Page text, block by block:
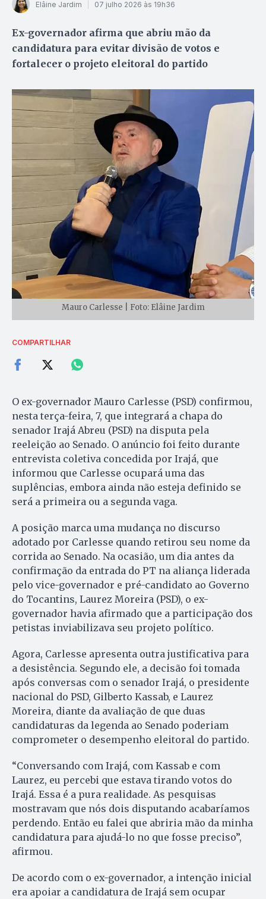
Elâine Jardim 07 julho 2026 às 19h36
Ex-governador afirma que abriu mão da
candidatura para evitar divisão de votos e
fortalecer o projeto eleitoral do partido
Mauro Carlesse | Foto: Elâine Jardim
COMPARTILHAR
O ex-governador Mauro Carlesse (PSD) confirmou,
nesta terça-feira, 7, que integrará a chapa do
senador Irajá Abreu (PSD) na disputa pela
reeleição ao Senado. O anúncio foi feito durante
entrevista coletiva concedida por Irajá, que
informou que Carlesse ocupará uma das
suplências, embora ainda não esteja definido se
será a primeira ou a segunda vaga.
A posição marca uma mudança no discurso
adotado por Carlesse quando retirou seu nome da
corrida ao Senado. Na ocasião, um dia antes da
confirmação da entrada do PT na aliança liderada
pelo vice-governador e pré-candidato ao Governo
do Tocantins, Laurez Moreira (PSD), o ex-
governador havia afirmado que a participação dos
petistas inviabilizava seu projeto político.
Agora, Carlesse apresenta outra justificativa para
a desistência. Segundo ele, a decisão foi tomada
após conversas com o senador Irajá, o presidente
nacional do PSD, Gilberto Kassab, e Laurez
Moreira, diante da avaliação de que duas
candidaturas da legenda ao Senado poderiam
comprometer o desempenho eleitoral do partido.
“Conversando com Irajá, com Kassab e com
Laurez, eu percebi que estava tirando votos do
Irajá. Essa é a pura realidade. As pesquisas
mostravam que nós dois disputando acabaríamos
perdendo. Então eu falei que abriria mão da minha
candidatura para ajudá-lo no que fosse preciso”,
afirmou.
De acordo com o ex-governador, a intenção inicial
era apoiar a candidatura de Irajá sem ocupar